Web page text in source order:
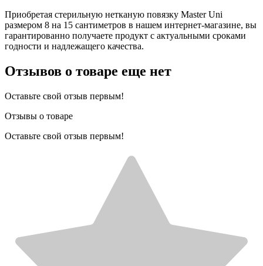
Приобретая стерильную нетканую повязку Master Uni
размером 8 на 15 сантиметров в нашем интернет-магазине, вы
гарантированно получаете продукт с актуальными сроками
годности и надлежащего качества.
Отзывов о товаре еще нет
Оставьте свой отзыв первым!
Отзывы о товаре
Оставьте свой отзыв первым!